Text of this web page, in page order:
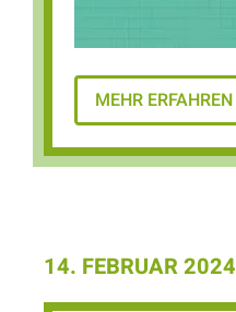
MEHR ERFAHREN
14. FEBRUAR 2024